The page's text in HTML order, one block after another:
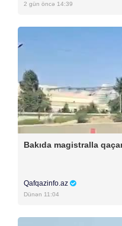
2 gün öncə 14:39
Bakıda magistralla
Qafqazinfo.az
Dünən 11:04